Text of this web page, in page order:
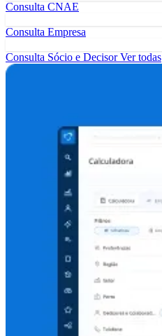
Consulta CNAE
Consulta Empresa
Consulta Sócio e DecisorVer todas